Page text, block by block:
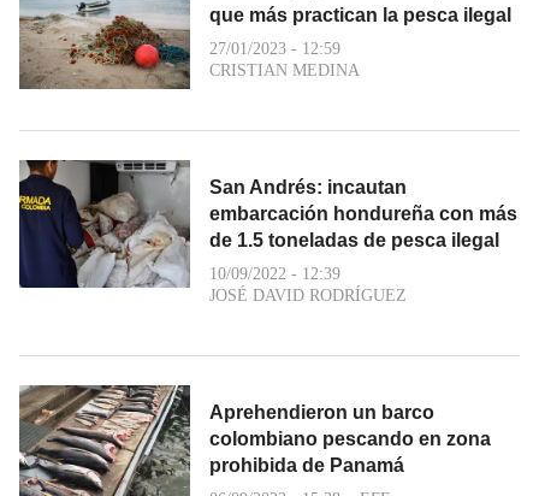
que más practican la pesca ilegal
27/01/2023 - 12:59
CRISTIAN MEDINA
San Andrés: incautan
embarcación hondureña con más
de 1.5 toneladas de pesca ilegal
10/09/2022 - 12:39
JOSÉ DAVID RODRÍGUEZ
Aprehendieron un barco
colombiano pescando en zona
prohibida de Panamá